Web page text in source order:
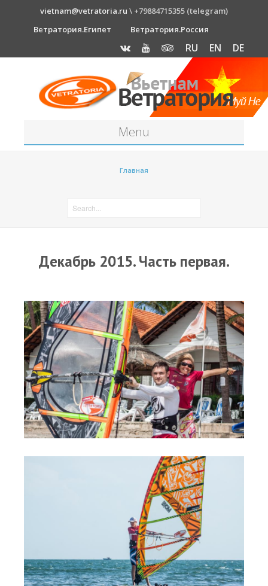
vietnam@vetratoria.ru \ +79884715355 (telegram)
Ветратория.Египет
Ветратория.Россия
RU EN DE
Menu
Новости
Медиа
Фото
Видео
Места катания
Наши станции
Ветратория.Дахаб
Ветратория Россия
Ветратория.Вьетнам
Цены
Обучение Виндсерфингу
Прокат виндсерфинга и винг фойла
Главная
Декабрь 2015. Часть первая.